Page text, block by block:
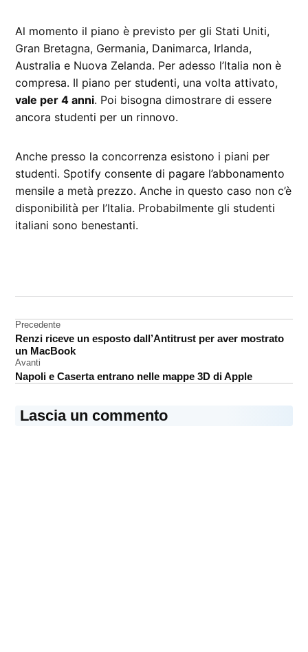
Al momento il piano è previsto per gli Stati Uniti,
Gran Bretagna, Germania, Danimarca, Irlanda,
Australia e Nuova Zelanda. Per adesso l’Italia non è
compresa. Il piano per studenti, una volta attivato,
vale per 4 anni. Poi bisogna dimostrare di essere
ancora studenti per un rinnovo.
Anche presso la concorrenza esistono i piani per
studenti. Spotify consente di pagare l’abbonamento
mensile a metà prezzo. Anche in questo caso non c’è
disponibilità per l’Italia. Probabilmente gli studenti
italiani sono benestanti.
Navigazione
articoli
Precedente
Renzi riceve un esposto dall’Antitrust per aver mostrato
un MacBook
Avanti
Napoli e Caserta entrano nelle mappe 3D di Apple
Lascia un commento